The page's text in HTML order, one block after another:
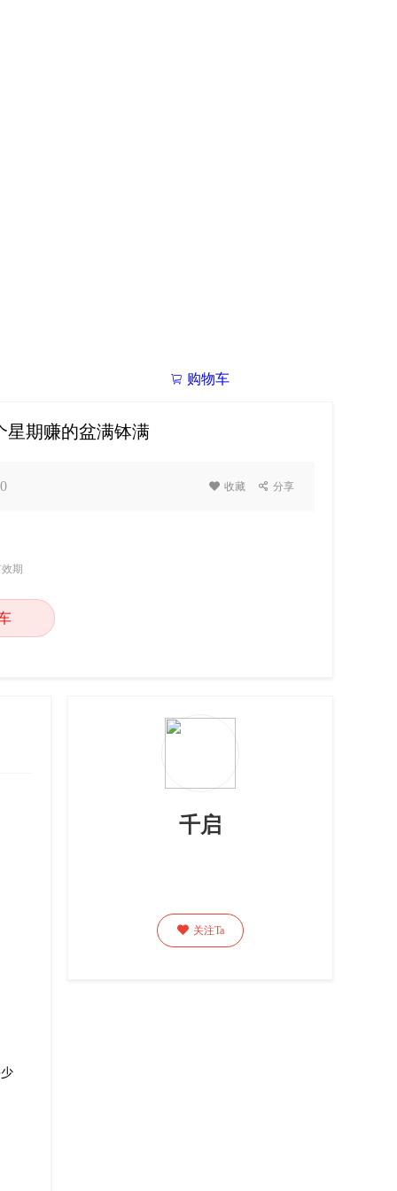
 购物车
星期赚的盆满钵满
 收藏  分享
期
千启
 关注Ta